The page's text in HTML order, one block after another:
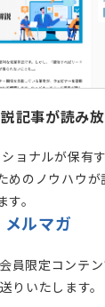
記事が読み
ョナルが保有
めのノウハウ
。
メルマガ
員限定コンテ
りいたします。